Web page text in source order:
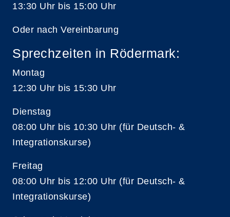
13:30 Uhr bis 15:00 Uhr
Oder nach Vereinbarung
Sprechzeiten in Rödermark:
Montag
12:30 Uhr bis 15:30 Uhr
Dienstag
08:00 Uhr bis 10:30 Uhr (für Deutsch- &
Integrationskurse)
Freitag
08:00 Uhr bis 12:00 Uhr (für Deutsch- &
Integrationskurse)